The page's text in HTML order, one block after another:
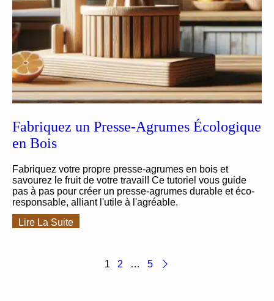
Fabriquez un Presse-Agrumes Écologique
en Bois
Fabriquez votre propre presse-agrumes en bois et
savourez le fruit de votre travail! Ce tutoriel vous guide
pas à pas pour créer un presse-agrumes durable et éco-
responsable, alliant l'utile à l'agréable.
Lire La Suite
1 2 … 5